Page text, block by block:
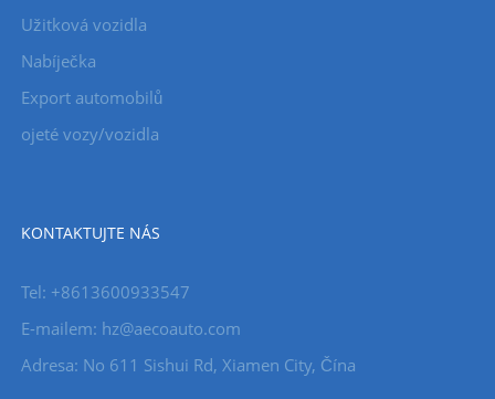
Užitková vozidla
Nabíječka
Export automobilů
ojeté vozy/vozidla
KONTAKTUJTE NÁS
Tel: +8613600933547
E-mailem: hz@aecoauto.com
Adresa: No 611 Sishui Rd, Xiamen City, Čína